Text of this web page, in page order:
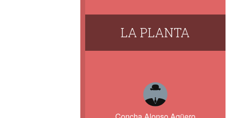
LA PLANTA